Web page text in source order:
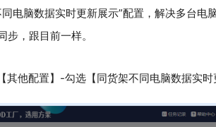
电脑数据实时更新展示”配置，解决多台电
，跟目前一样。
他配置】-勾选【同货架不同电脑数据实